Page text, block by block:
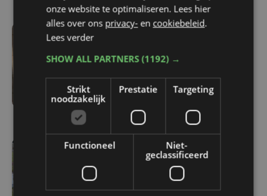
Vlaanderen investeert
restauratie van Ieperse
do 18 juni | 14:54
Na vandalisme op
onze website te optimaliseren. Lees hier
alles over ons privacy- en cookiebeleid.
Lees verder
SHOW ALL PARTNERS(1192) →
Strikt
noodzakelijk
Prestatie Targeting
Functioneel
Niet-
geclassificeerd